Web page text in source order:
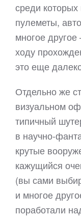
среди
пулеметы,
многое другое
ходу
это еще
Отдельно же
визуальном
типичный
в научно-
крутые
кажущийся
(вы сами
и многое
поработали